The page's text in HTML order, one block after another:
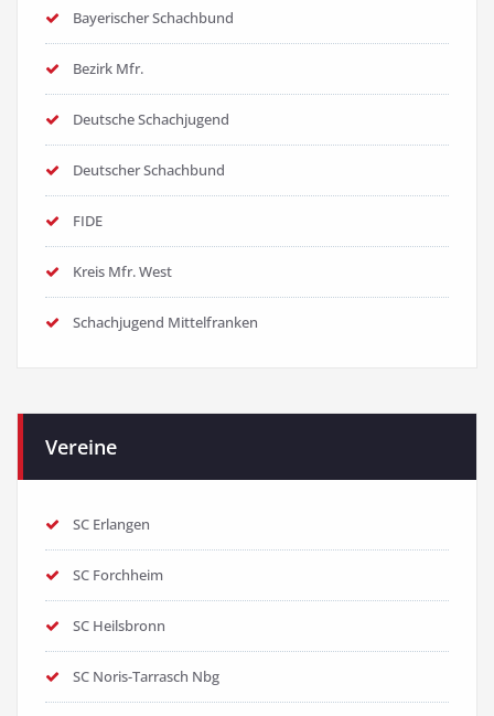
Bayerischer Schachbund
Bezirk Mfr.
Deutsche Schachjugend
Deutscher Schachbund
FIDE
Kreis Mfr. West
Schachjugend Mittelfranken
Vereine
SC Erlangen
SC Forchheim
SC Heilsbronn
SC Noris-Tarrasch Nbg